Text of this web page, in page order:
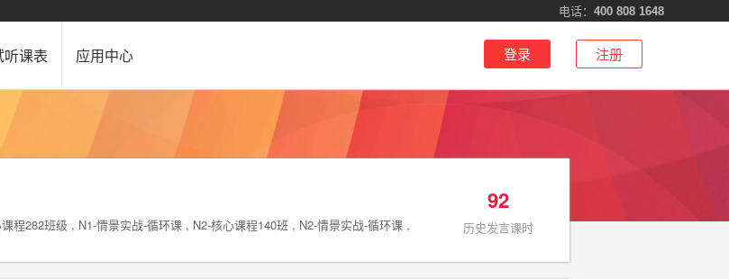
电话： 400 808 1648
听课表 应用中心 登录 注册
程282班级 , N1-情景实战-循环课 , N2-核心课程140班 , N2-情景实战-循环课 ,
92
历史发言课时